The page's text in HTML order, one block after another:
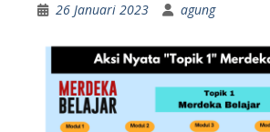
26 Januari 2023 agung